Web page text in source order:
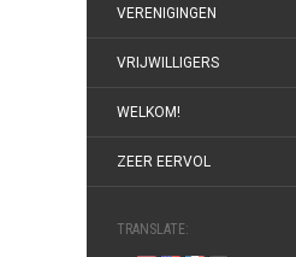
VERENIGINGEN
VRIJWILLIGERS
WELKOM!
ZEER EERVOL
TRANSLATE: